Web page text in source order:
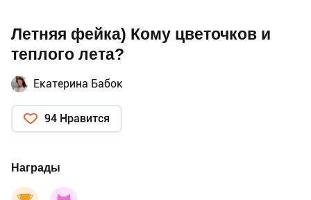
Летняя фейка) Кому цветочков и
теплого лета?
Екатерина Бабок
94 Нравится
Награды